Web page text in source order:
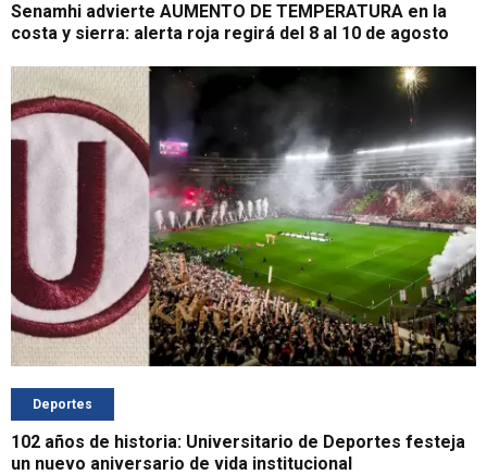
Senamhi advierte AUMENTO DE TEMPERATURA en la
costa y sierra: alerta roja regirá del 8 al 10 de agosto
Deportes
102 años de historia: Universitario de Deportes festeja
un nuevo aniversario de vida institucional